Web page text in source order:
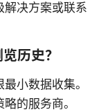
解决方案或联系
历史？
小数据收集。
的服务商。